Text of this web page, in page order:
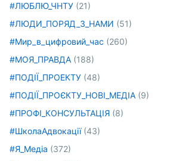
#ЛЮБЛЮ_ЧНТУ (21)
#ЛЮДИ_ПОРЯД_З_НАМИ (51)
#Мир_в_цифровий_час (260)
#МОЯ_ПРАВДА (188)
#ПОДІЇ_ПРОЕКТУ (48)
#ПОДІЇ_ПРОЄКТУ_НОВІ_МЕДІА (9)
#ПРОФІ_КОНСУЛЬТАЦІЯ (8)
#ШколаАдвокації(43)
#Я_Медіа (372)